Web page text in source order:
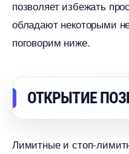
позволяет избежать
обладают некоторыми
поговорим ниже.
ОТКРЫТИЕ
Лимитные и стоп-